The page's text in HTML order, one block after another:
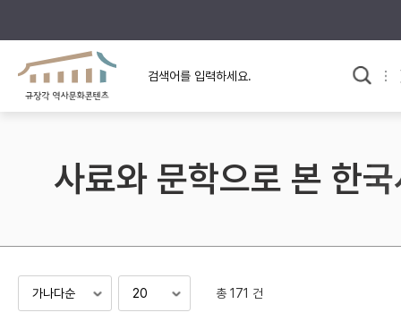
규장각의 어제와 오늘
규장각 소개영상
사료와 문학으로 본
고대
고려
조선 후기
사료와 문학으로 본 한
총 171 건